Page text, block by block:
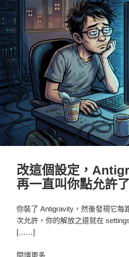
改這個設定，
再一直叫你點允許了
你裝了 Antigravity，然後發現它每
次允許，你的解放之道就在
[……]
閱讀更多